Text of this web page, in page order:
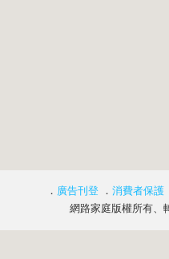
． 廣告刊登 ． 消費者保護
網路家庭版權所有、